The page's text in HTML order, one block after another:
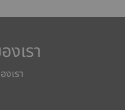
งเรา
งเรา